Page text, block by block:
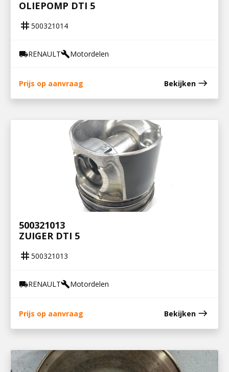
OLIEPOMP DTI 5
tag 500321014
local_shippingRENAULTbuildMotordelen
Prijs op aanvraag Bekijken east
500321013
ZUIGER DTI 5
tag 500321013
local_shippingRENAULTbuildMotordelen
Prijs op aanvraag Bekijken east